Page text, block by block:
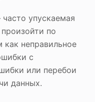
упускаемая
по
неправильное
с
или перебои
данных.